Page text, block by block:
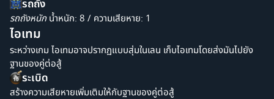
รถถัง
รถถังหนัก น้ำหนัก: 8 / ความเสียหาย: 1
ไอเทม
ระหว่างเกม ไอเทมอาจปรากฏแบบสุ่มในเลน เก็บไอเทมโดยส่งมันไปยัง
ฐานของคู่ต่อสู้
ระเบิด
สร้างความเสียหายเพิ่มเติมให้กับฐานของคู่ต่อสู้